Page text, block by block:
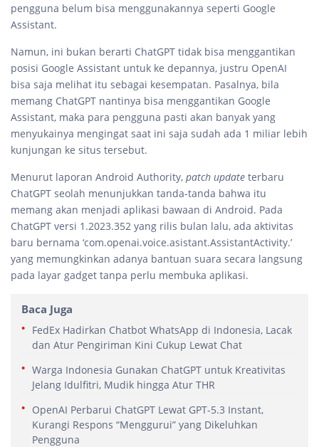
pengguna belum bisa menggunakannya seperti Google
Assistant.
Namun, ini bukan berarti ChatGPT tidak bisa menggantikan
posisi Google Assistant untuk ke depannya, justru OpenAI
bisa saja melihat itu sebagai kesempatan. Pasalnya, bila
memang ChatGPT nantinya bisa menggantikan Google
Assistant, maka para pengguna pasti akan banyak yang
menyukainya mengingat saat ini saja sudah ada 1 miliar lebih
kunjungan ke situs tersebut.
Menurut laporan Android Authority, patch update terbaru
ChatGPT seolah menunjukkan tanda-tanda bahwa itu
memang akan menjadi aplikasi bawaan di Android. Pada
ChatGPT versi 1.2023.352 yang rilis bulan lalu, ada aktivitas
baru bernama ‘com.openai.voice.asistant.AssistantActivity.’
yang memungkinkan adanya bantuan suara secara langsung
pada layar gadget tanpa perlu membuka aplikasi.
Baca Juga
FedEx Hadirkan Chatbot WhatsApp di Indonesia, Lacak
dan Atur Pengiriman Kini Cukup Lewat Chat
Warga Indonesia Gunakan ChatGPT untuk Kreativitas
Jelang Idulfitri, Mudik hingga Atur THR
OpenAI Perbarui ChatGPT Lewat GPT-5.3 Instant,
Kurangi Respons “Menggurui” yang Dikeluhkan
Pengguna